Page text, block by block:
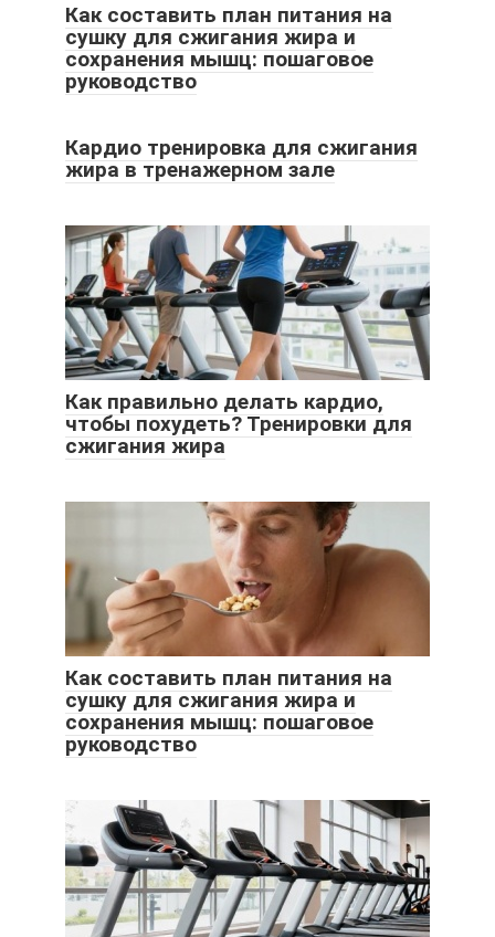
Как составить план питания на
сушку для сжигания жира и
сохранения мышц: пошаговое
руководство
Кардио тренировка для сжигания
жира в тренажерном зале
Как правильно делать кардио,
чтобы похудеть? Тренировки для
сжигания жира
Как составить план питания на
сушку для сжигания жира и
сохранения мышц: пошаговое
руководство